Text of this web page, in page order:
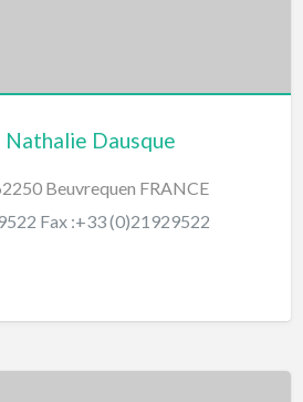
Dausque
Beuvrequen FRANCE
Fax :+33 (0)21929522